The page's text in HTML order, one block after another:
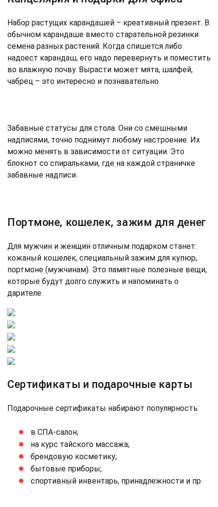
Набор растущих карандашей – креативный презент. В
обычном карандаше вместо старательной резинки
семена разных растений. Когда спишется либо
надоест карандаш, его надо перевернуть и поместить
во влажную почву. Вырасти может мята, шалфей,
чабрец – это интересно и познавательно.
Забавные статусы для стола. Они со смешными
надписями, точно поднимут любому настроение. Их
можно менять в зависимости от ситуации. Это
блокнот со спиральками, где на каждой страничке
забавные надписи.
Портмоне, кошелек, зажим для денег
Для мужчин и женщин отличным подарком станет:
кожаный кошелёк, специальный зажим для купюр,
портмоне (мужчинам). Это памятные полезные вещи,
которые будут долго служить и напоминать о
дарителе.
Сертификаты и подарочные карты
Подарочные сертификаты набирают популярность:
в СПА-салон;
на курс тайского массажа;
брендовую косметику;
бытовые приборы;
спортивный инвентарь, принадлежности и пр.